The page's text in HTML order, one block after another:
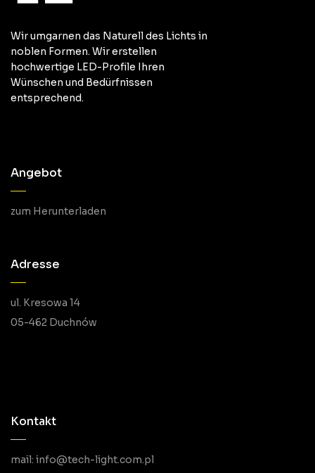
Wir umgarnen das Naturell des Lichts in
noblen Formen. Wir erstellen
hochwertige LED-Profile Ihren
Wünschen und Bedürfnissen
entsprechend.
Angebot
zum Herunterladen
Adresse
ul. Kresowa 14
05-462 Duchnów
Kontakt
mail: info@tech-light.com.pl